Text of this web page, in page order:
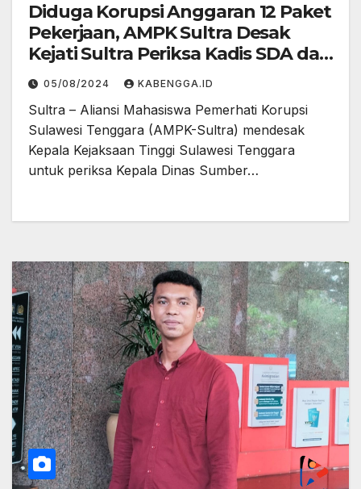
Diduga Korupsi Anggaran 12 Paket
Pekerjaan, AMPK Sultra Desak
Kejati Sultra Periksa Kadis SDA dan
Bina Marga Sultra
05/08/2024 KABENGGA.ID
Sultra – Aliansi Mahasiswa Pemerhati Korupsi
Sulawesi Tenggara (AMPK-Sultra) mendesak
Kepala Kejaksaan Tinggi Sulawesi Tenggara
untuk periksa Kepala Dinas Sumber…